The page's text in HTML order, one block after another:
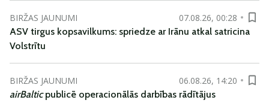
BIRŽAS JAUNUMI
07.08.26, 00:28
ASV tirgus kopsavilkums: spriedze ar Irānu atkal satricina
Volstrītu
BIRŽAS JAUNUMI
06.08.26, 14:20
airBalticpublicē operacionālās darbības rādītājus